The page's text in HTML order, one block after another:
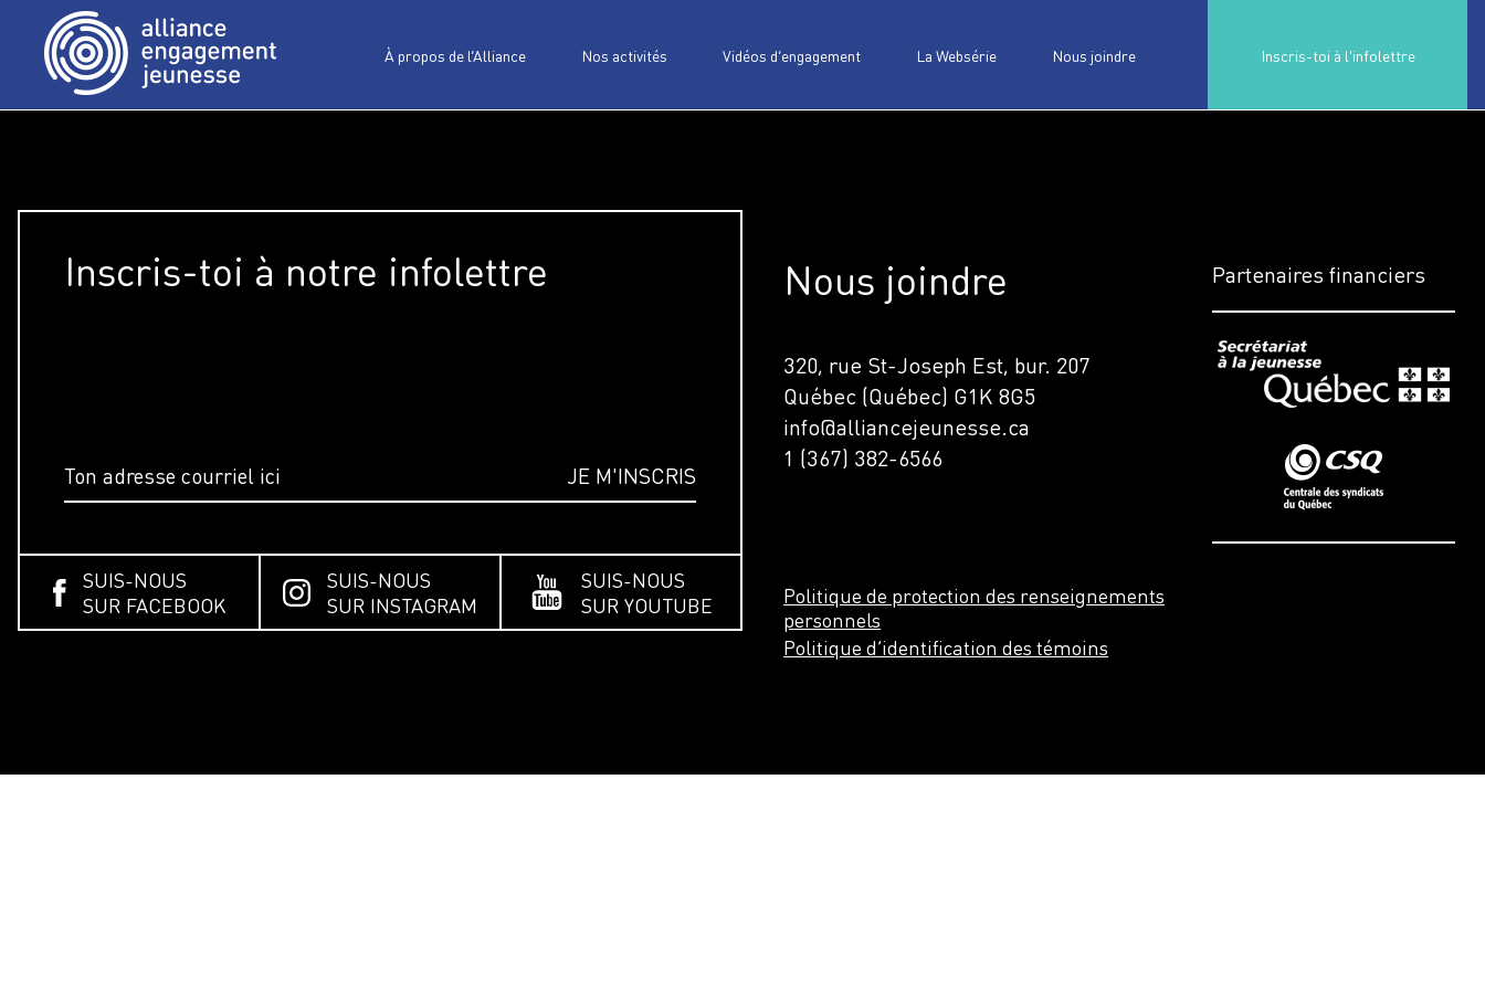
À propos de l’Alliance Nos activités Vidéos d’engagement La Websérie Nous joindre Inscris-toi à l'infolettre
Inscris-toi à notre infolettre
SUIS-NOUS
SUR FACEBOOK
SUIS-NOUS
SUR INSTAGRAM
SUIS-NOUS
SUR YOUTUBE
Nous joindre
320, rue St-Joseph Est, bur. 207
Québec (Québec) G1K 8G5
info@alliancejeunesse.ca
1 (367) 382-6566
Politique de protection des renseignements
personnels
Politique d’identification des témoins
Partenaires financiers